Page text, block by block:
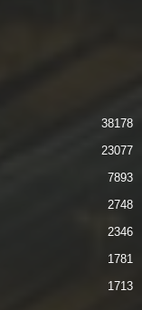
38178
23077
7893
2748
2346
1781
1713